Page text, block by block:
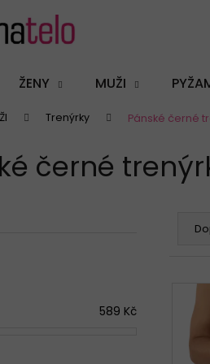
ŽENY MUŽI
Trenýrky Pánské černé
černé
589 Kč